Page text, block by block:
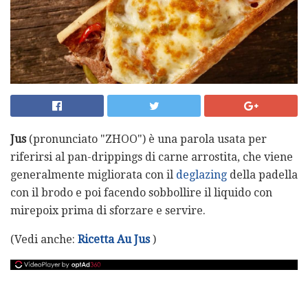
Jus(pronunciato "ZHOO") è una parola usata per
riferirsi al pan-drippings di carne arrostita, che viene
generalmente migliorata con il deglazing della padella
con il brodo e poi facendo sobbollire il liquido con
mirepoix prima di sforzare e servire.
(Vedi anche: Ricetta Au Jus)